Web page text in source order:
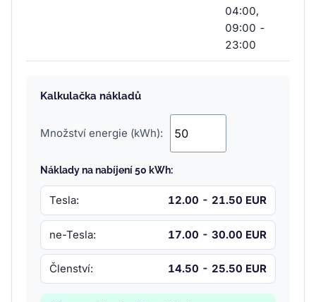
04:00,
09:00 -
23:00
Kalkulačka nákladů
Množství energie (kWh):
Náklady na nabíjení 50 kWh:
Tesla: 12.00 - 21.50 EUR
ne-Tesla: 17.00 - 30.00 EUR
Členství: 14.50 - 25.50 EUR